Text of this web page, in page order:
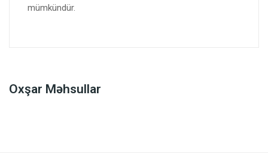
mümkündür.
Oxşar Məhsullar